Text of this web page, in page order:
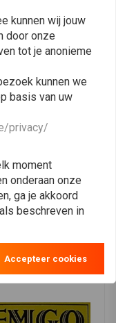
Effe
Elvedes
kunnen wij jouw
door onze
tot je anonieme
kunnen we
basis van uw
privacy/
moment
onderaan onze
ga je akkoord
beschreven in
Accepteer cookies